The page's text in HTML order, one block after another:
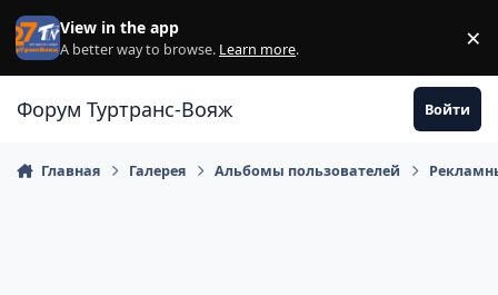
Перейти к содержанию
View in the app
A better way to browse. Learn more. ×
Форум Туртранс-Вояж Войти
Главная Галерея Альбомы пользователей